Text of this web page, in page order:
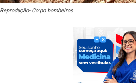
Reprodução- Corpo bombeiros